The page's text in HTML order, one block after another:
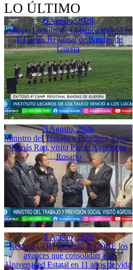
LO ÚLTIMO
6 Agosto, 2026
Instituto Lecaros de Coltauco triunfó en
4º Camp. Regional de Bandas de
Guerra
5 Agosto, 2026
Ministro del Trabajo y Previsión Social,
Tomás Rau, visita Planta Agrosuper
Rosario
5 Agosto, 2026
Rectora UOH presentó al CORE los
avances que consolidan a la
Universidad Estatal en 11 años de vida